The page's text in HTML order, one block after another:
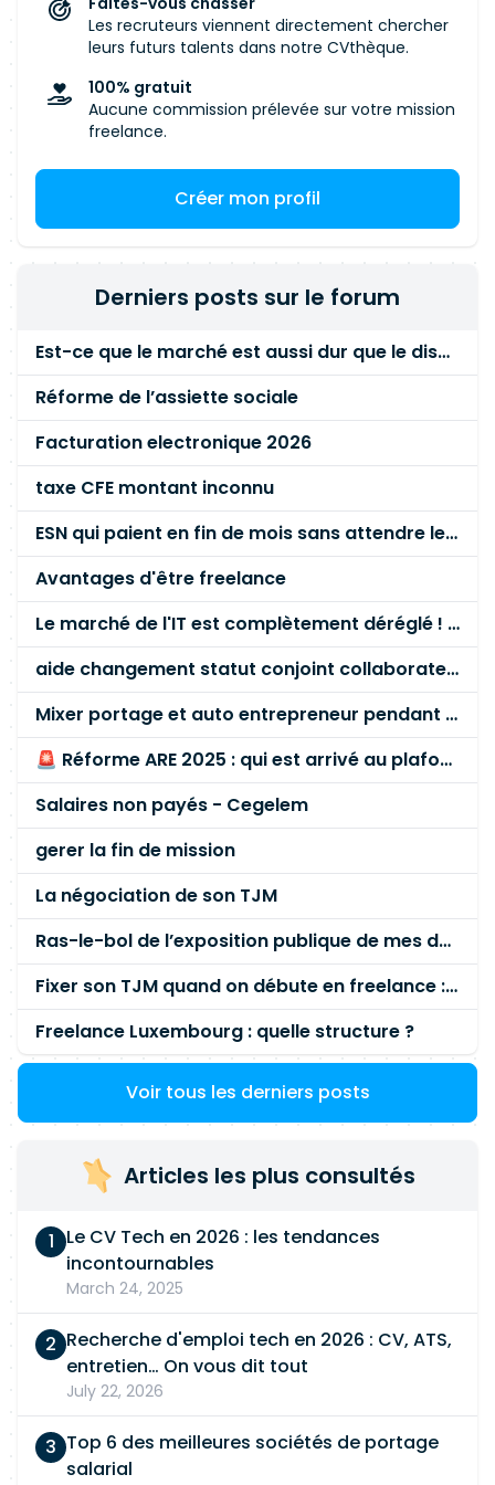
et hebdomadaires des équipes Infrastructure,
Systèmes, Réseaux et Cybersécurité. Interaction
quotidienne avec le RSSI. Collaboration avec les
équipes DevSecOps, les développeurs et les
partenaires cybersécurité.
patching des équipements réseau et sécurité ;
Créer, valider et contrôler l'implémentation des
proxy, reverse proxy et passerelles SMTP ;
Participer aux ateliers techniques avec les
d'applications et de serveurs.
Les recruteurs viennent directement chercher
leurs futurs talents dans notre CVthèque.
100% gratuit
Aucune commission prélevée sur votre mission
freelance.
Créer mon profil
Derniers posts sur le forum
Est-ce que le marché est aussi dur que le disent les commerciaux ?
Réforme de l’assiette sociale
Facturation electronique 2026
taxe CFE montant inconnu
ESN qui paient en fin de mois sans attendre le paiement client ?
Avantages d'être freelance
Le marché de l'IT est complètement déréglé ! STOP à cette mascarade ! Il faut s'unir et résister !
aide changement statut conjoint collaborateur
Mixer portage et auto entrepreneur pendant des années - quel risque ?
🚨 Réforme ARE 2025 : qui est arrivé au plafond des 60 % en gardant son entreprise ?
Salaires non payés - Cegelem
gerer la fin de mission
La négociation de son TJM
Ras-le-bol de l’exposition publique de mes données personnelles liées à mon entreprise
Fixer son TJM quand on débute en freelance : la méthode mathématique (et pas au feeling) 🛑
Freelance Luxembourg : quelle structure ?
Voir tous les derniers posts
Articles les plus consultés
Le CV Tech en 2026 : les tendances
incontournables
March 24, 2025
Recherche d'emploi tech en 2026 : CV, ATS,
entretien… On vous dit tout
July 22, 2026
Top 6 des meilleures sociétés de portage
salarial